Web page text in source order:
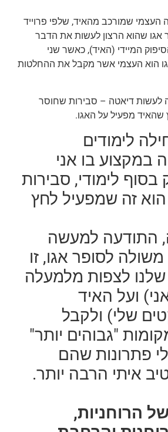
שמורכב מהאיד, שלפי פרוייד
אגו שהוא הרצון לעשות את הדבר
המיידי (האיד), כאשר שני
הוא העצמי אשר מקבל את ההחלטות
לעשות דיאטה – סבירות שחוסר
מפעיל על האגו.
לימודים
במקצוע בו אני
לימודי, סבירות
זה שמפעיל לחץ
התודעה למעשה
משולה לסופר אגו, זו
שלנו לצפות מלמעלה
ועל האיד
שלי) ולקבל
"גבוהים יותר"
פתרונות שהם
איתי הרבה יותר.
הרוחניות,